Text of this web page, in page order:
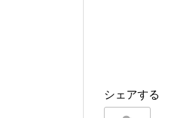
シェアする